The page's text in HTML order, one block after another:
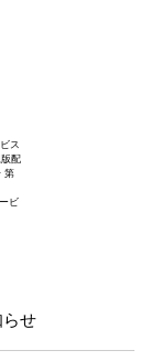
ス
配
第
ビ
せ